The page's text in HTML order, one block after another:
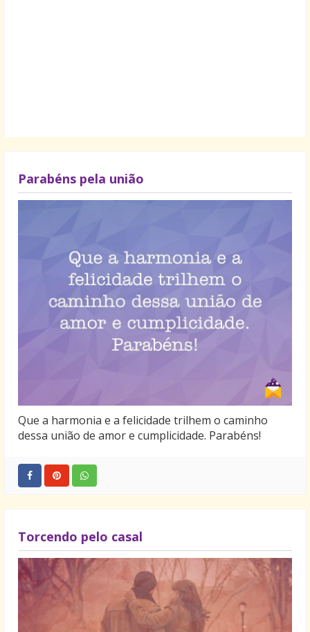
Parabéns pela união
Que a harmonia e a felicidade trilhem o caminho
dessa união de amor e cumplicidade. Parabéns!
Torcendo pelo casal